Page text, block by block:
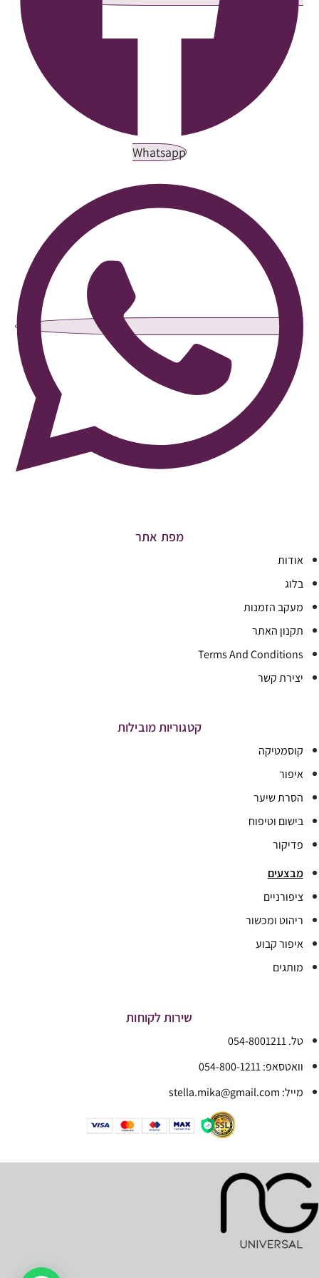
Whatsapp
מפת אתר
אודות
בלוג
מעקב הזמנות
תקנון האתר
Terms And Conditions
יצירת קשר
קטגוריות מובילות
קוסמטיקה
איפור
הסרת שיער
בישום וטיפוח
פדיקור
מבצעים
ציפורניים
ריהוט ומכשור
איפור קבוע
מותגים
שירות לקוחות
טל. 054-8001211
וואטסאפ: 054-800-1211
מייל: stella.mika@gmail.com